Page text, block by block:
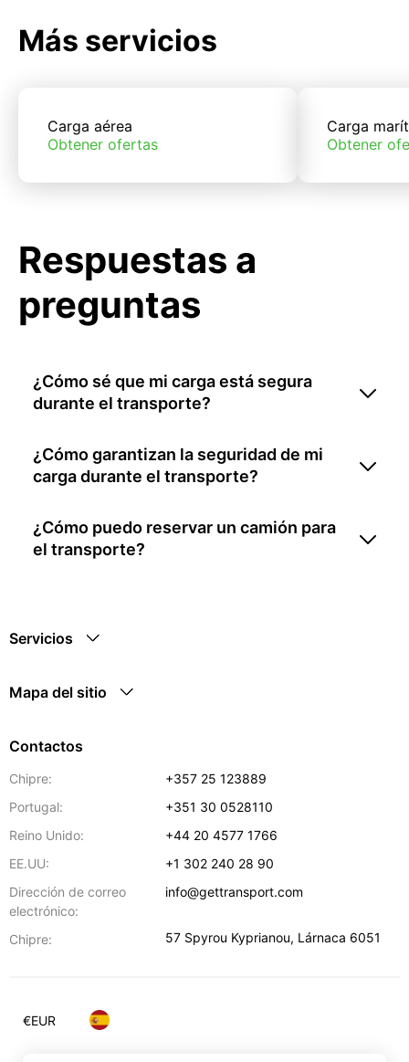
Más servicios
Carga aérea
Obtener ofertas
Carga
Obtener
Respuestas a
preguntas
¿Cómo sé que mi carga está segura
durante el transporte?
¿Cómo garantizan la seguridad de mi
carga durante el transporte?
¿Cómo puedo reservar un camión para
el transporte?
Servicios
Mapa del sitio
Contactos
Chipre:
+357 25 123889
Portugal:
+351 30 0528110
Reino Unido:
+44 20 4577 1766
EE.UU:
+1 302 240 28 90
Dirección de correo
electrónico:
info@gettransport.com
Chipre: 57 Spyrou Kyprianou, Lárnaca 6051
€EUR